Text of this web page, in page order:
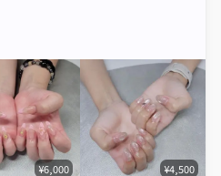
¥6,000 ¥4,500